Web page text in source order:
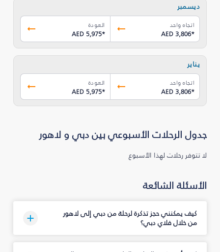
ديسمبر
اتجاه واحد
AED 3,806*
العودة
AED 5,975*
يناير
اتجاه واحد
AED 3,806*
العودة
AED 5,975*
جدول الرحلات الأسبوعي بين دبي و لاهور
لا تتوفر رحلات لهذا الأسبوع
الأسئلة الشائعة
كيف يمكنني حجز تذكرة لرحلة من دبي إلى لاهور
من خلال فلاي دبي؟